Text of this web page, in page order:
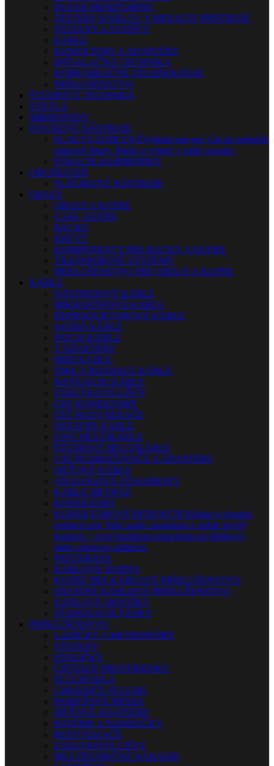
IN-EAR MONITORING
TESTERY KÁBLOV A MERACIE PRÍSTROJE
STOJANY A STATÍVY
KÁBLE
KONEKTORY A ADAPTÉRY
INŠTALAČNÁ TECHNIKA
KOMUNIKAČNÉ TECHNOLÓGIE
PRÍSLUŠENSTVO
ŠTÚDIOVÁ TECHNIKA
SVETLÁ
MIKROFÓNY
DYCHOVÉ NÁSTROJE
FLAUTY-ZOBCOVÉVybrali sme pre Vás tie najlepšie
zobcové flauty. Ráčte si vybrať z našej ponuky.
FÚKACIE HARMONIKY
ORCHESTER
SLÁČIKOVÉ NÁSTROJE
OBALY
OBALY A KUFRE
CASE, KUFRE
RACKY
KRYTY
KOMPONENTY PRE RACKY A KUFRE
TRANSPORTNÉ SYSTÉMY
PRÍSLUŠENSTVO PRE OBALY A KUFRE
KÁBLE
NÁSTROJOVÉ KÁBLE
MIKROFÓNOVÉ KÁBLE
REPRODUKTOROVÉ KÁBLE
AUDIO KÁBLE
PATCH KÁBLE
Y ADAPTÉRY
MIDI KÁBLE
DMX A RIADIACE KÁBLE
NAPÁJACIE KÁBLE
ZÁSUVKOVÉ LIŠTY
CEE KONEKTORY
CEE ROZVÁDZAČE
OSTATNÉ KÁBLE
LIVE MULTIKÁBLE
ŠTÚDIOVÉ MULTIKÁBLE
CAT ROZBOČOVAČE A ADAPTÉRY
SIEŤOVÉ KÁBLE
ANALÓGOVÉ STAGEBOXY
KÁBLE METRÁŽ
KONEKTORY
KONEKTOROVÉ REDUKCIENájdite si vhodnú
redukciu pre Vaše audio zariadenie a zažite skvelý
komfort + nové možnosti prepojenia pri štúdiovej,
alebo pódiovej aplikácii.
PATCHBAYE
KÁBLOVÉ BUBNY
KUFRE PRE KÁBLOVÉ PRÍSLUŠENSTVO
OSTATNÉ KÁBLOVÉ PRÍSLUŠENSTVO
KÁBLOVÉ MOSTÍKY
SŤAHOVACIE PÁSKY
PRÍSLUŠENSTVO
LADIČKY A METRONÓMY
STOJANY
STOLIČKY
ČISTIACE PROSTRIEDKY
SLÚCHADLÁ
CHRÁNIČE SLUCHU
PAMÄŤOVÉ MÉDIÁ
SIEŤOVÉ ADAPTÉRY
BATÉRIE A NABÍJAČKY
ROZVÁDZAČE
ZÁSUVKOVÉ LIŠTY
MULTIFUNKČNÉ NÁRADIE